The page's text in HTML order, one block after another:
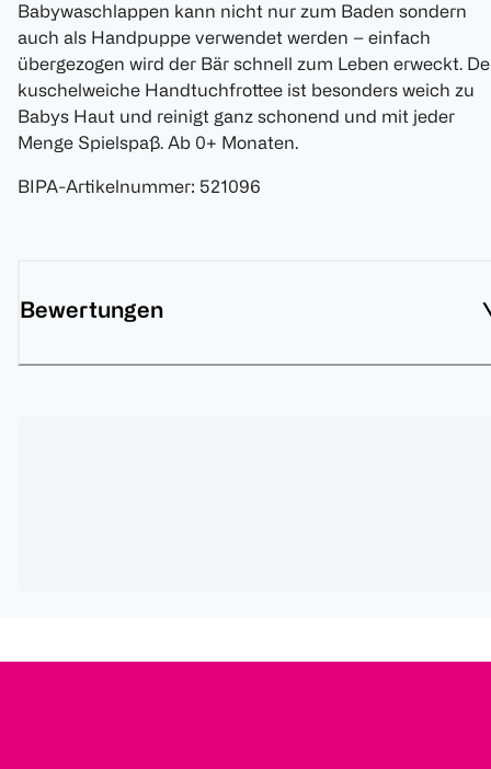
Babywaschlappen kann nicht nur zum Baden sondern
auch als Handpuppe verwendet werden – einfach
übergezogen wird der Bär schnell zum Leben erweckt.
kuschelweiche Handtuchfrottee ist besonders weich zu
Babys Haut und reinigt ganz schonend und mit jeder
Menge Spielspaß. Ab 0+ Monaten.
BIPA-Artikelnummer: 521096
Bewertungen